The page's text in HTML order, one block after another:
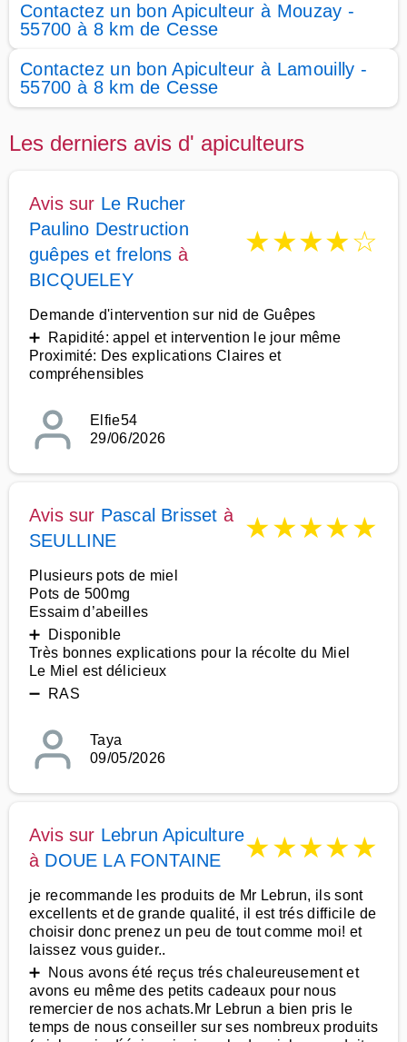
Contactez un bon Apiculteur à Mouzay -
55700 à 8 km de Cesse
Contactez un bon Apiculteur à Lamouilly -
55700 à 8 km de Cesse
Les derniers avis d' apiculteurs
Avis sur Le Rucher
Paulino Destruction
guêpes et frelons à
BICQUELEY
★★★★☆
Demande d'intervention sur nid de Guêpes
➕ Rapidité: appel et intervention le jour même
Proximité: Des explications Claires et
compréhensibles
Elfie54
29/06/2026
Avis sur Pascal Brisset à
SEULLINE
★★★★★
Plusieurs pots de miel
Pots de 500mg
Essaim d’abeilles
➕ Disponible
Très bonnes explications pour la récolte du Miel
Le Miel est délicieux
➖ RAS
Taya
09/05/2026
Avis sur Lebrun Apiculture
à DOUE LA FONTAINE ★★★★★
je recommande les produits de Mr Lebrun, ils sont
excellents et de grande qualité, il est trés difficile de
choisir donc prenez un peu de tout comme moi! et
laissez vous guider..
➕ Nous avons été reçus trés chaleureusement et
avons eu même des petits cadeaux pour nous
remercier de nos achats.Mr Lebrun a bien pris le
temps de nous conseiller sur ses nombreux produits